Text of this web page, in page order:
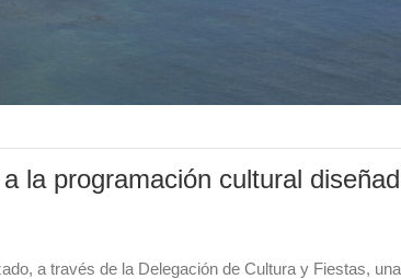
la programación cultural
a través de la Delegación de Cultura y Fiestas, una